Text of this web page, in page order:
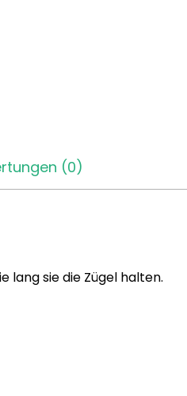
(0)
lang sie die Zügel halten.